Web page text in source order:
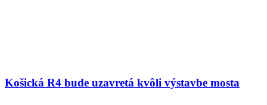
Košická R4 bude uzavretá kvôli výstavbe mosta